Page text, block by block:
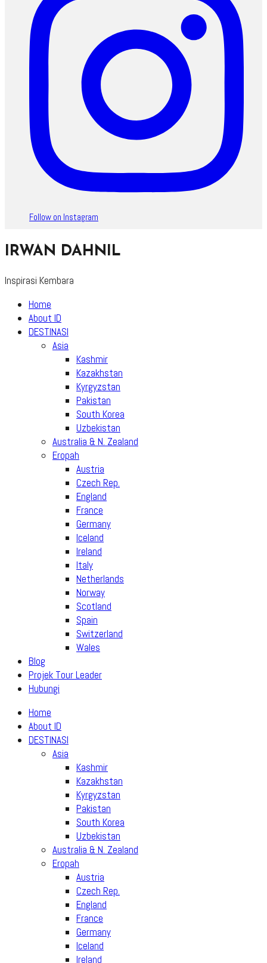
Follow on Instagram
IRWAN DAHNIL
Inspirasi Kembara
Home
About ID
DESTINASI
Asia
Kashmir
Kazakhstan
Kyrgyzstan
Pakistan
South Korea
Uzbekistan
Australia & N. Zealand
Eropah
Austria
Czech Rep.
England
France
Germany
Iceland
Ireland
Italy
Netherlands
Norway
Scotland
Spain
Switzerland
Wales
Blog
Projek Tour Leader
Hubungi
Home
About ID
DESTINASI
Asia
Kashmir
Kazakhstan
Kyrgyzstan
Pakistan
South Korea
Uzbekistan
Australia & N. Zealand
Eropah
Austria
Czech Rep.
England
France
Germany
Iceland
Ireland